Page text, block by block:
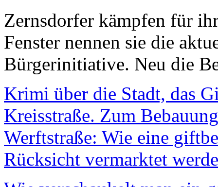
Zernsdorfer kämpfen für
Fenster nennen sie die
Bürgerinitiative. Neu die
Krimi über die Stadt, das
Kreisstraße. Zum
Werftstraße: Wie eine
Rücksicht vermarktet